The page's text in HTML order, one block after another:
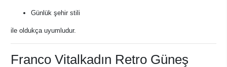
Günlük şehir stili
ile oldukça uyumludur.
Franco Vitalkadın Retro Güneş